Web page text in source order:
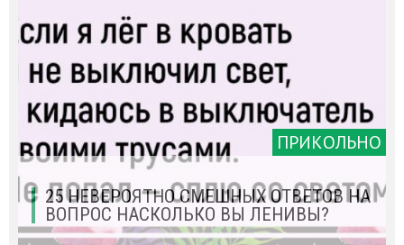
ПРИКОЛЬНО
25 НЕВЕРОЯТНО СМЕШНЫХ ОТВЕТОВ НА
ВОПРОС НАСКОЛЬКО ВЫ ЛЕНИВЫ?